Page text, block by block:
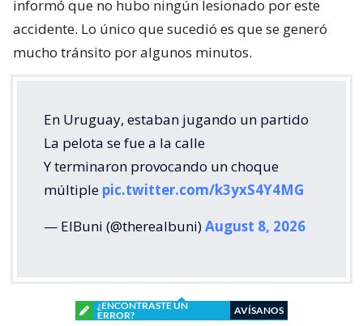
informó que no hubo ningún lesionado por este
accidente. Lo único que sucedió es que se generó
mucho tránsito por algunos minutos.
En Uruguay, estaban jugando un partido
La pelota se fue a la calle
Y terminaron provocando un choque
múltiple pic.twitter.com/k3yxS4Y4MG
— ElBuni (@therealbuni)August 8, 2026
¿ENCONTRASTE UN
ERROR?
AVÍSANOS